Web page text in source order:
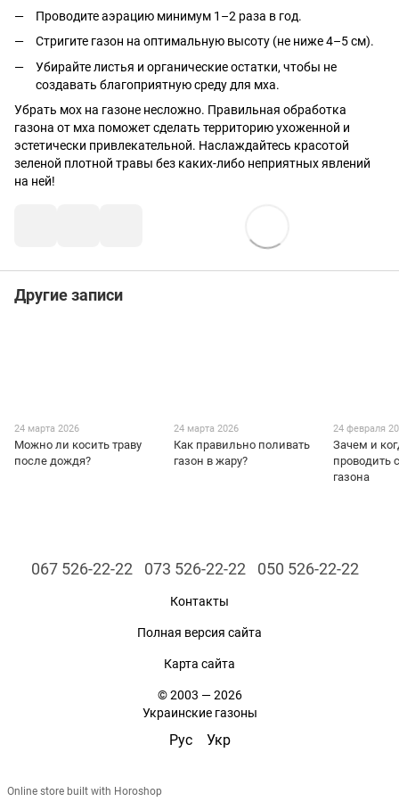
Проводите аэрацию минимум 1–2 раза в год.
Стригите газон на оптимальную высоту (не ниже 4–5 см).
Убирайте листья и органические остатки, чтобы не
создавать благоприятную среду для мха.
Убрать мох на газоне несложно. Правильная обработка
газона от мха поможет сделать территорию ухоженной и
эстетически привлекательной. Наслаждайтесь красотой
зеленой плотной травы без каких-либо неприятных явлений
на ней!
Другие записи
24 марта 2026
Можно ли косить траву
после дождя?
24 марта 2026
Как правильно поливать
газон в жару?
24 февраля
Зачем и
проводить
газона
067 526-22-22 073 526-22-22 050 526-22-22
Контакты
Полная версия сайта
Карта сайта
© 2003 — 2026
Украинские газоны
Рус Укр
Online store built with Horoshop